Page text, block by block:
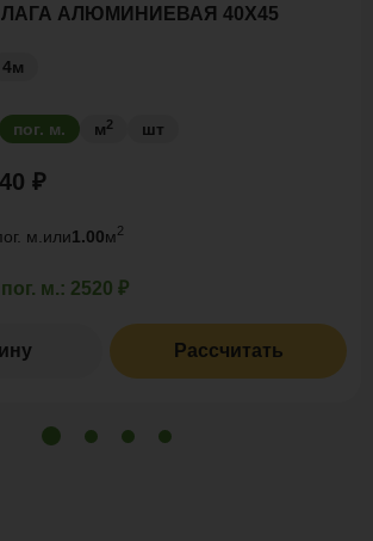
ЛАГА АЛЮМИНИЕВАЯ 40Х45
4м
пог. м. м2 шт
₽
м. или1.00м2
м.: 2520 ₽
Рассчитать